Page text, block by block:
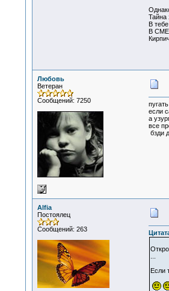
Тайна
В
В
Любовь
Ветеран
Сообщений: 7250
если
а
все
бзди
Alfia
Постоялец
Сообщений: 263
Если